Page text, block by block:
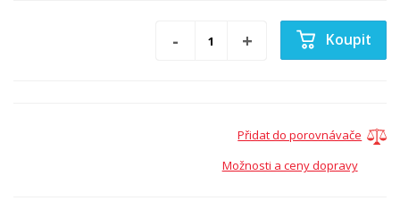
Koupit
Přidat do porovnávače
Možnosti a ceny dopravy